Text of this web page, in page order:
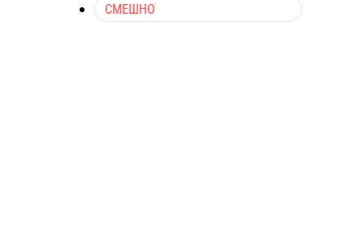
СМЕШНО